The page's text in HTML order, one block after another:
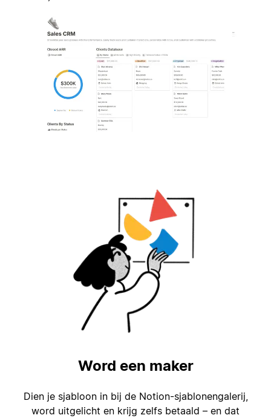
Word een maker
Dien je sjabloon in bij de Notion-sjablonengalerij,
word uitgelicht en krijg zelfs betaald – en dat